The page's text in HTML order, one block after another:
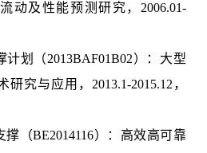
动及性能预测研究，2006.01-
计划（2013BAF01B02）：大型
究与应用，2013.1-2015.12，
撑（BE2014116）：高效高可靠